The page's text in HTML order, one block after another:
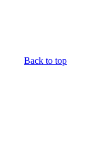
Back to top